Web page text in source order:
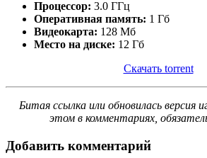
Процессор: 3.0 ГГц
Оперативная память: 1 Гб
Видеокарта: 128 Мб
Место на диске: 12 Гб
Скачать torrent
Битая ссылка или обновилась
этом в комментариях,
Добавить комментарий